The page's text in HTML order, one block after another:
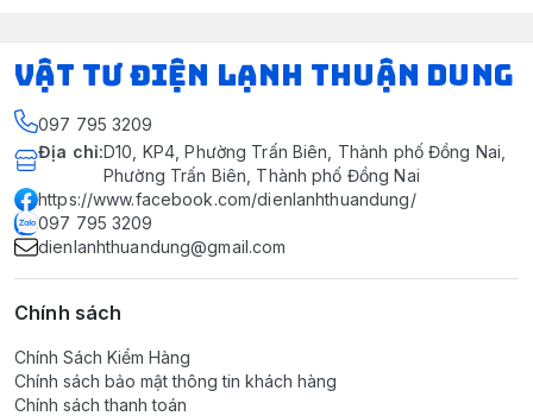
VẬT TƯ ĐIỆN LẠNH THUẬN DUNG
097 795 3209
Địa chỉ:D10, KP4, Phường Trấn Biên, Thành phố Đồng Nai,
Phường Trấn Biên, Thành phố Đồng Nai
https://www.facebook.com/dienlanhthuandung/
097 795 3209
dienlanhthuandung@gmail.com
Chính sách
Chính Sách Kiểm Hàng
Chính sách bảo mật thông tin khách hàng
Chính sách thanh toán